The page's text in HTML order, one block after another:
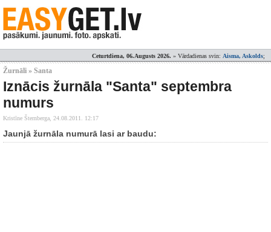
Ceturtdiena, 06.Augusts 2026. » Vārdadienas svin: Aisma, Askolds;
Žurnāli » Santa
Iznācis žurnāla "Santa" septembra
numurs
Kristīne Šternberga, 24.08.2011. 12:17
Jaunjā žurnāla numurā lasi ar baudu: